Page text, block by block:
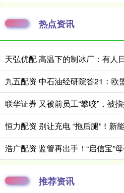
热点资讯
推荐资讯